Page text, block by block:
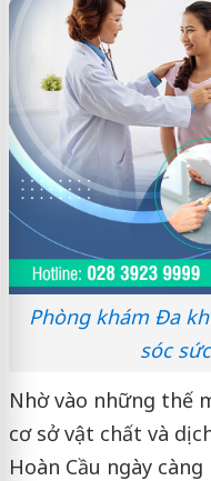
Phòng khám Đa
sóc
Nhờ vào những thế
cơ sở vật chất và
Hoàn Cầu ngày